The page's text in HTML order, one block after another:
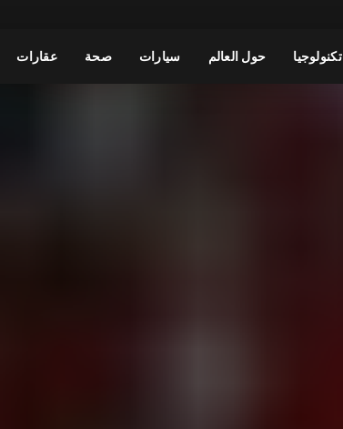
تكنولوجيا حول العالم سيارات صحة عقارات